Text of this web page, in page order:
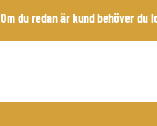
Om du redan är kund behöver